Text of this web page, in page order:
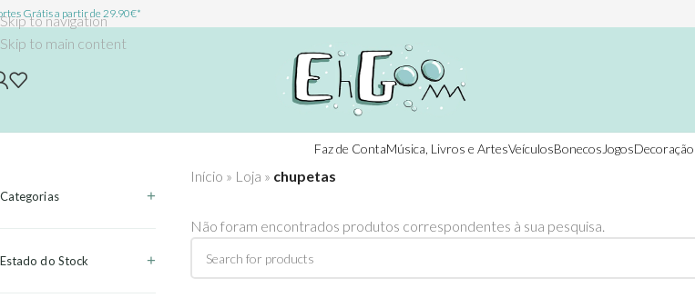
Skip to navigation
Skip to main content
Grátis a partir de 29.90€*
Faz de ContaMúsica, Livros e ArtesVeículosBonecos JogosDecoração
Categorias
Estado do Stock
Início » Loja » chupetas
Não foram encontrados produtos correspondentes à sua pesquisa.